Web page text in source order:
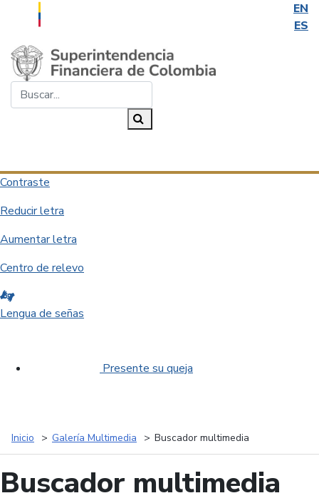
EN
ES
Saltar al contenido principal
Contraste
Reducir letra
Aumentar letra
Centro de relevo
Lengua de señas
Presente su queja
Inicio Galería Multimedia Buscador multimedia
Buscador multimedia